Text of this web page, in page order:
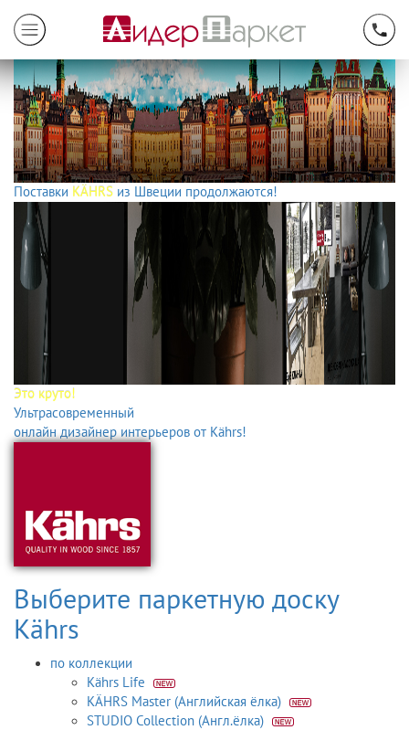
Поставки KÄHRS из Швеции продолжаются!
Это круто!
Ультрасовременный
онлайн дизайнер интерьеров от Kährs!
Выберите паркетную доску
Kährs
по коллекции
Kährs Life
KÄHRS Master (Английская ёлка)
STUDIO Collection (Англ.ёлка)